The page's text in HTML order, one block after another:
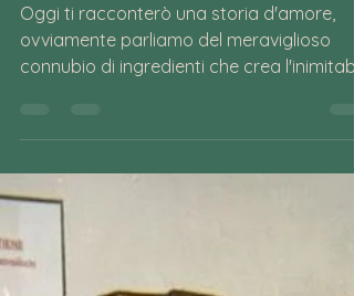
GNOCCO FRITTO 💘​
Oggi ti racconterò una storia d'amore,
Gnocco Fritto 🤍​